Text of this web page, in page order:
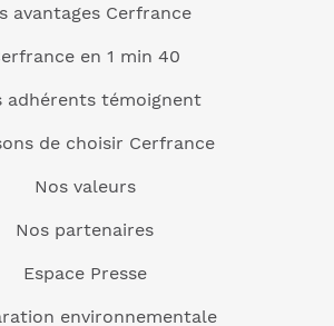
avantages Cerfrance
en 1 min 40
adhérents témoignent
de choisir Cerfrance
Nos valeurs
Nos partenaires
Espace Presse
environnementale